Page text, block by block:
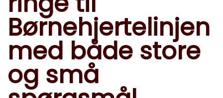
Børnehjertelinjen
med både store
og små